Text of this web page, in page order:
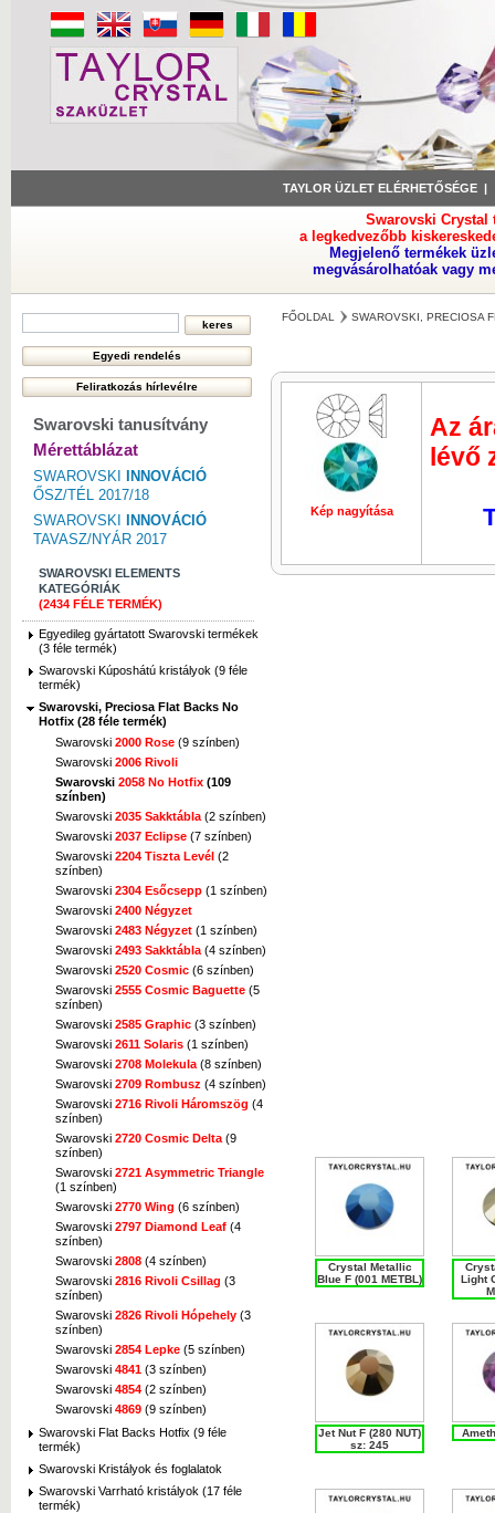
TAYLOR ÜZLET ELÉRHETŐSÉGE
Swarovski Crystal
a legkedvezőbb
Megjelenő termékek
megvásárolhatóak vagy
Swarovski tanusítvány
Mérettáblázat
SWAROVSKI
INNOVÁCIÓ
ŐSZ/TÉL 2017/18
SWAROVSKI
INNOVÁCIÓ
TAVASZ/NYÁR 2017
SWAROVSKI ELEMENTS
KATEGÓRIÁK
(2434 FÉLE TERMÉK)
Egyedileg gyártatott Swarovski termékek
(3 féle termék)
Swarovski Kúposhátú kristályok (9 féle
termék)
Swarovski, Preciosa Flat Backs No
Hotfix (28 féle termék)
Swarovski 2000 Rose (9 színben)
Swarovski 2006 Rivoli
Swarovski 2058 No Hotfix (109
színben)
Swarovski 2035 Sakktábla (2 színben)
Swarovski 2037 Eclipse (7 színben)
Swarovski 2204 Tiszta Levél (2
színben)
Swarovski 2304 Esőcsepp (1 színben)
Swarovski 2400 Négyzet
Swarovski 2483 Négyzet (1 színben)
Swarovski 2493 Sakktábla (4 színben)
Swarovski 2520 Cosmic (6 színben)
Swarovski 2555 Cosmic Baguette (5
színben)
Swarovski 2585 Graphic (3 színben)
Swarovski 2611 Solaris (1 színben)
Swarovski 2708 Molekula (8 színben)
Swarovski 2709 Rombusz (4 színben)
Swarovski 2716 Rivoli Háromszög (4
színben)
Swarovski 2720 Cosmic Delta (9
színben)
Swarovski 2721 Asymmetric Triangle
(1 színben)
Swarovski 2770 Wing (6 színben)
Swarovski 2797 Diamond Leaf (4
színben)
Swarovski 2808 (4 színben)
Swarovski 2816 Rivoli Csillag (3
színben)
Swarovski 2826 Rivoli Hópehely (3
színben)
Swarovski 2854 Lepke (5 színben)
Swarovski 4841 (3 színben)
Swarovski 4854 (2 színben)
Swarovski 4869 (9 színben)
Swarovski Flat Backs Hotfix (9 féle
termék)
Swarovski Kristályok és foglalatok
Swarovski Varrható kristályok (17 féle
termék)
FŐOLDAL SWAROVSKI, PRECIOSA
Kép nagyítása Kép
Az
lévő
Crystal Metallic
Blue F (001 METBL)
Light
Jet Nut F (280 NUT)
sz: 245